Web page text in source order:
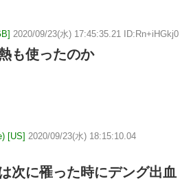
2020/09/23(水) 17:45:35.21 ID:Rn+iHGkj0
も使ったのか
[US] 2020/09/23(水) 18:15:10.04
次に罹った時にデング出血